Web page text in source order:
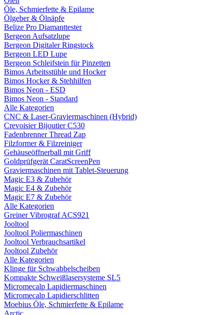
Öle, Schmierfette & Epilame
Ölgeber & Ölnäpfe
Belize Pro Diamanttester
Bergeon Aufsatzlupe
Bergeon Digitaler Ringstock
Bergeon LED Lupe
Bergeon Schleifstein für Pinzetten
Bimos Arbeitsstühle und Hocker
Bimos Hocker & Stehhilfen
Bimos Neon - ESD
Bimos Neon - Standard
Alle Kategorien
CNC & Laser-Graviermaschinen (Hybrid)
Crevoisier Bijoutier C530
Fadenbrenner Thread Zap
Filzformer & Filzreiniger
Gehäuseöffnerball mit Griff
Goldprüfgerät CaratScreenPen
Graviermaschinen mit Tablet-Steuerung
Magic E3 & Zubehör
Magic E4 & Zubehör
Magic E7 & Zubehör
Alle Kategorien
Greiner Vibrograf ACS921
Jooltool
Jooltool Poliermaschinen
Jooltool Verbrauchsartikel
Jooltool Zubehör
Alle Kategorien
Klinge für Schwabbelscheiben
Kompakte Schweißlasersysteme SL5
Micromecalp Lapidiermaschinen
Micromecalp Lapidierschlitten
Moebius Öle, Schmierfette & Epilame
Arctic